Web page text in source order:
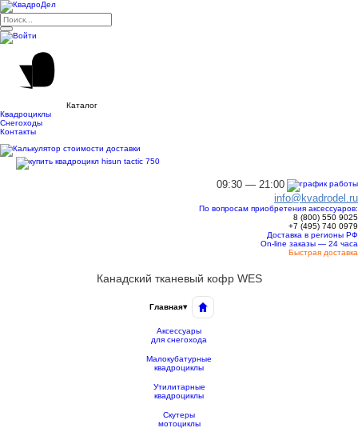
Каталог
Квадроциклы
Снегоходы
Контакты
09:30 — 21:00
info@kvadrodel.ru
По вопросам приобретения аксессуаров:
8 (800) 550 9025
+7 (495) 740 0979
Доставка в регионы РФ
On-line заказы — 24 часа
Быстрая доставка
Канадский тканевый кофр WES
Главная▾
Аксессуары
для снегохода
Малокубатурные
квадроциклы
Утилитарные
квадроциклы
Скутеры
мотоциклы